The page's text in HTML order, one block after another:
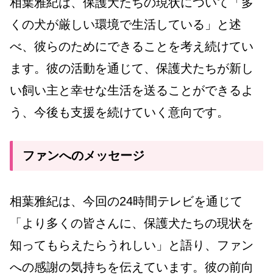
くの犬が厳しい環境で生活している」と述
べ、彼らのためにできることを考え続けてい
ます。彼の活動を通じて、保護犬たちが新し
い飼い主と幸せな生活を送ることができるよ
う、今後も支援を続けていく意向です。
ファンへのメッセージ
相葉雅紀は、今回の24時間テレビを通じて
「より多くの皆さんに、保護犬たちの現状を
知ってもらえたらうれしい」と語り、ファン
への感謝の気持ちを伝えています。彼の前向